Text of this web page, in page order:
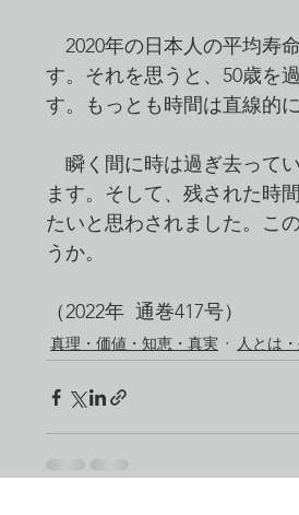
2020年の日本人の平均寿
す。それを思うと、50歳を
す。もっとも時間は直線的
瞬く間に時は過ぎ去って
ます。そして、残された時
たいと思わされました。こ
うか。
（2022年  通巻417号）
真理・価値・知恵・真実 人とは